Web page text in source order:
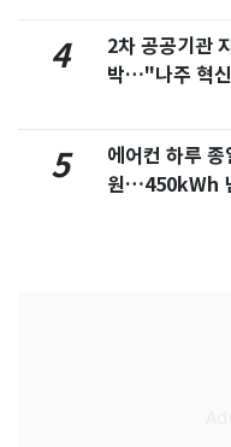
4
2차 공공기관
박…"나주 혁
5
에어컨 하루
원…450kWh